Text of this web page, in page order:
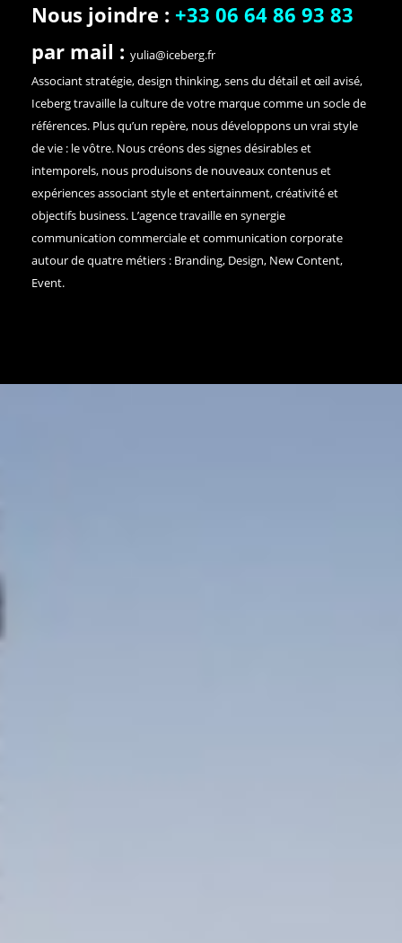
Nous joindre : +33 06 64 86 93 83
par mail : yulia@iceberg.fr
Associant stratégie, design thinking, sens du détail et œil avisé,
Iceberg travaille la culture de votre marque comme un socle de
références. Plus qu’un repère, nous développons un vrai style
de vie : le vôtre. Nous créons des signes désirables et
intemporels, nous produisons de nouveaux contenus et
expériences associant style et entertainment, créativité et
objectifs business. L’agence travaille en synergie
communication commerciale et communication corporate
autour de quatre métiers : Branding, Design, New Content,
Event.